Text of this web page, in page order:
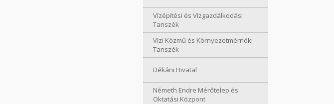
Vízépítési és Vízgazdálkodási
Tanszék
Vízi Közmű és Környezetmérnöki
Tanszék
Dékáni Hivatal
Németh Endre Mérőtelep és
Oktatási Központ